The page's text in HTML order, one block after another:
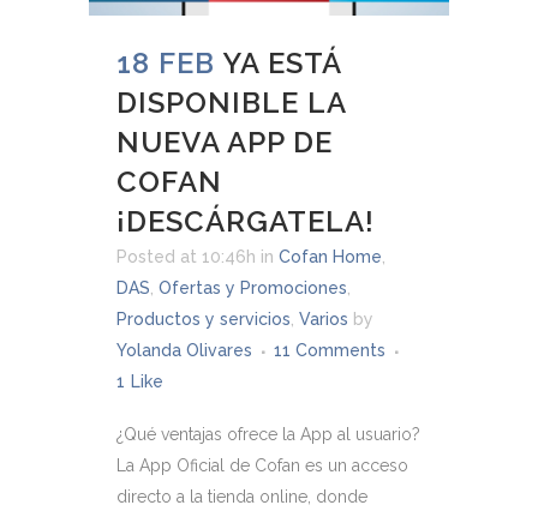
18 FEB YA ESTÁ
DISPONIBLE LA
NUEVA APP DE
COFAN
¡DESCÁRGATELA!
Posted at 10:46h in Cofan Home,
DAS, Ofertas y Promociones,
Productos y servicios, Varios by
Yolanda Olivares
11 Comments
1 Like
¿Qué ventajas ofrece la App al usuario?
La App Oficial de Cofan es un acceso
directo a la tienda online, donde